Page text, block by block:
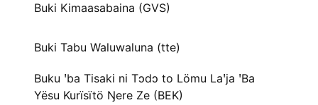
Buki Kimaasabaina (GVS)
Buki Tabu Waluwaluna (tte)
Buku ꞌba Tisaki ni Tɔdɔ to Lömu Laꞌja ꞌBa
Yësu Kurïsïtö Ŋere Ze (BEK)